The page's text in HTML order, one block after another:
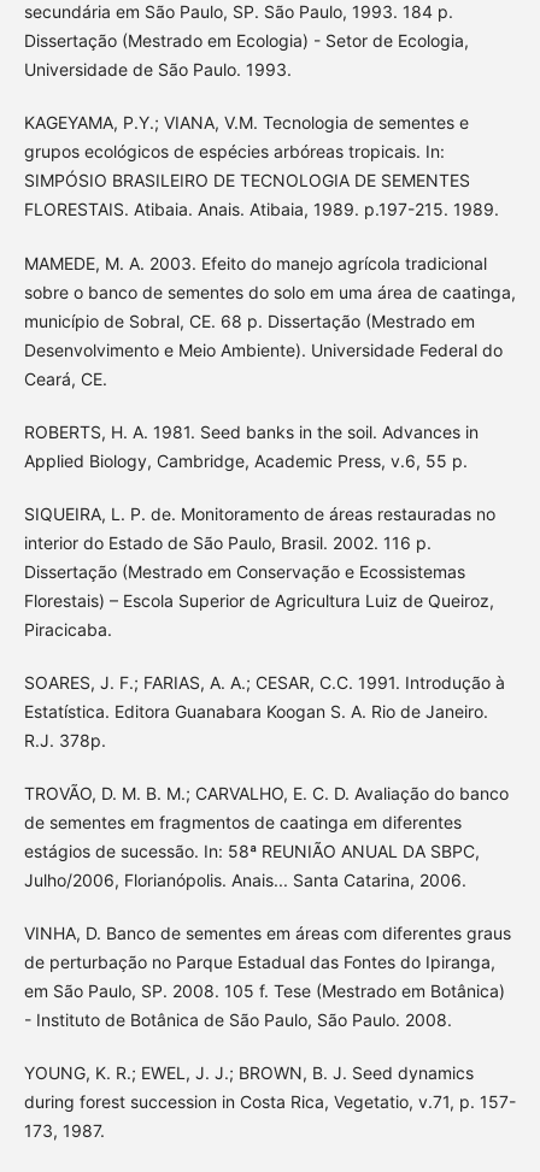
secundária em São Paulo, SP. São Paulo, 1993. 184 p.
Dissertação (Mestrado em Ecologia) - Setor de Ecologia,
Universidade de São Paulo. 1993.
KAGEYAMA, P.Y.; VIANA, V.M. Tecnologia de sementes e
grupos ecológicos de espécies arbóreas tropicais. In:
SIMPÓSIO BRASILEIRO DE TECNOLOGIA DE SEMENTES
FLORESTAIS. Atibaia. Anais. Atibaia, 1989. p.197-215. 1989.
MAMEDE, M. A. 2003. Efeito do manejo agrícola tradicional
sobre o banco de sementes do solo em uma área de caatinga,
município de Sobral, CE. 68 p. Dissertação (Mestrado em
Desenvolvimento e Meio Ambiente). Universidade Federal do
Ceará, CE.
ROBERTS, H. A. 1981. Seed banks in the soil. Advances in
Applied Biology, Cambridge, Academic Press, v.6, 55 p.
SIQUEIRA, L. P. de. Monitoramento de áreas restauradas no
interior do Estado de São Paulo, Brasil. 2002. 116 p.
Dissertação (Mestrado em Conservação e Ecossistemas
Florestais) – Escola Superior de Agricultura Luiz de Queiroz,
Piracicaba.
SOARES, J. F.; FARIAS, A. A.; CESAR, C.C. 1991. Introdução à
Estatística. Editora Guanabara Koogan S. A. Rio de Janeiro.
R.J. 378p.
TROVÃO, D. M. B. M.; CARVALHO, E. C. D. Avaliação do banco
de sementes em fragmentos de caatinga em diferentes
estágios de sucessão. In: 58ª REUNIÃO ANUAL DA SBPC,
Julho/2006, Florianópolis. Anais... Santa Catarina, 2006.
VINHA, D. Banco de sementes em áreas com diferentes graus
de perturbação no Parque Estadual das Fontes do Ipiranga,
em São Paulo, SP. 2008. 105 f. Tese (Mestrado em Botânica)
- Instituto de Botânica de São Paulo, São Paulo. 2008.
YOUNG, K. R.; EWEL, J. J.; BROWN, B. J. Seed dynamics
during forest succession in Costa Rica, Vegetatio, v.71, p. 157-
173, 1987.